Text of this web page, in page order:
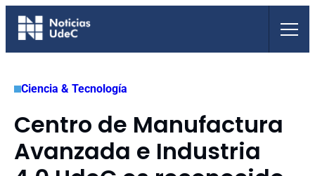
Saltar
Ciencia & Tecnología
Centro de Manufactura
Avanzada e Industria